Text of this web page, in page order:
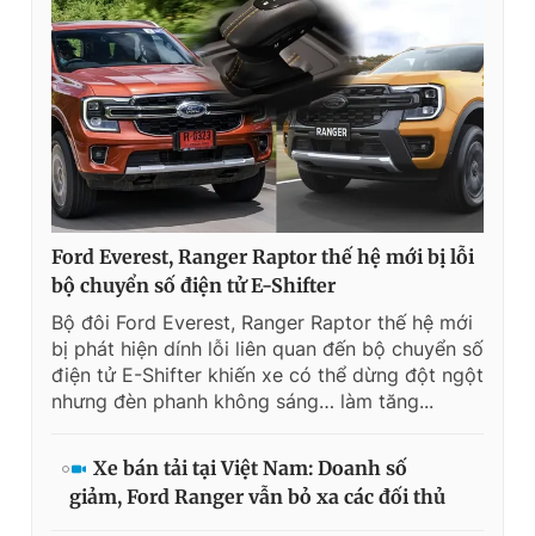
Ford Everest, Ranger Raptor thế hệ mới bị lỗi
bộ chuyển số điện tử E-Shifter
Bộ đôi Ford Everest, Ranger Raptor thế hệ mới
bị phát hiện dính lỗi liên quan đến bộ chuyển số
điện tử E-Shifter khiến xe có thể dừng đột ngột
nhưng đèn phanh không sáng… làm tăng...
Xe bán tải tại Việt Nam: Doanh số
giảm, Ford Ranger vẫn bỏ xa các đối thủ